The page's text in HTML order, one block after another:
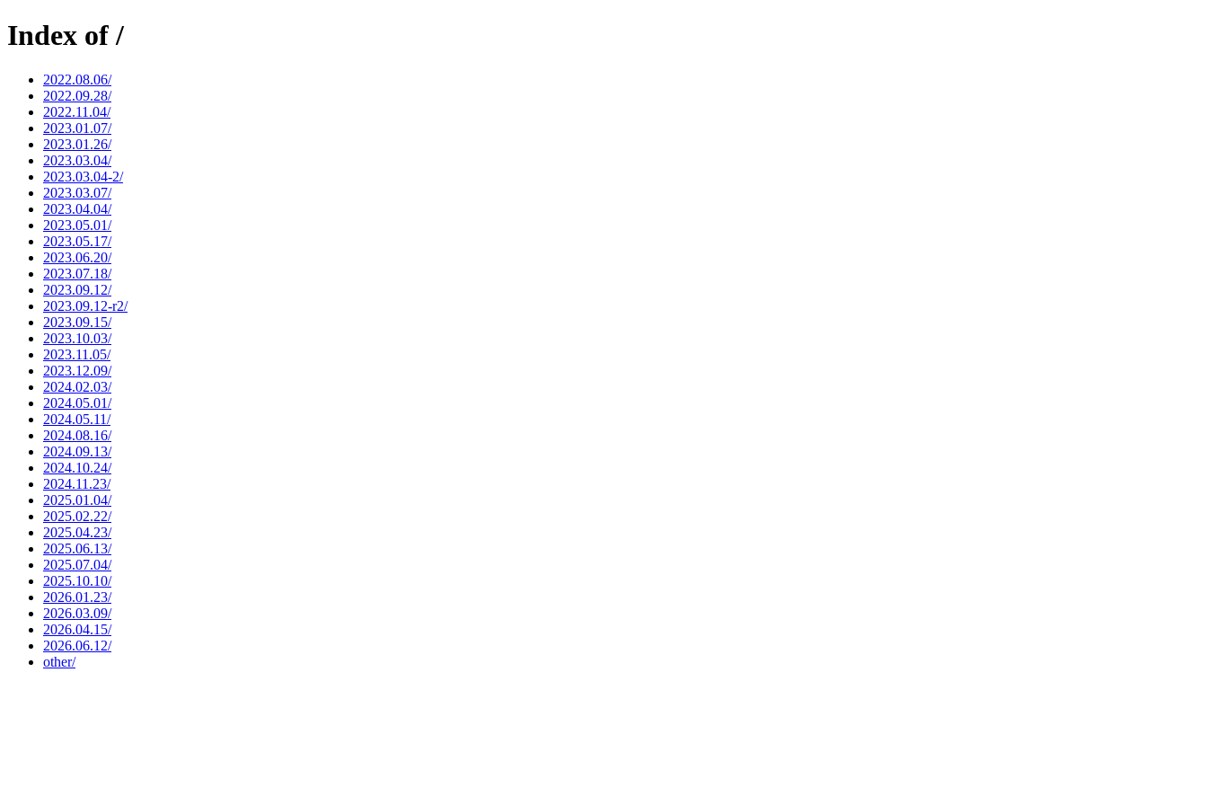
Index of /
2022.08.06/
2022.09.28/
2022.11.04/
2023.01.07/
2023.01.26/
2023.03.04/
2023.03.04-2/
2023.03.07/
2023.04.04/
2023.05.01/
2023.05.17/
2023.06.20/
2023.07.18/
2023.09.12/
2023.09.12-r2/
2023.09.15/
2023.10.03/
2023.11.05/
2023.12.09/
2024.02.03/
2024.05.01/
2024.05.11/
2024.08.16/
2024.09.13/
2024.10.24/
2024.11.23/
2025.01.04/
2025.02.22/
2025.04.23/
2025.06.13/
2025.07.04/
2025.10.10/
2026.01.23/
2026.03.09/
2026.04.15/
2026.06.12/
other/